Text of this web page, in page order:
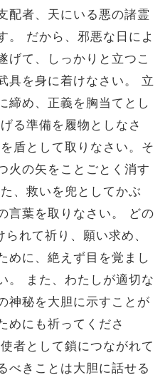
配者、天にいる悪の諸霊
。
だから、邪悪な日によ
げて、しっかりと立つこ
具を身に着けなさい。
立
締め、正義を胸当てとし
る準備を履物としなさ
盾として取りなさい。そ
火の矢をことごとく消す
た、救いを兜としてかぶ
言葉を取りなさい。
どの
られて祈り、願い求め、
めに、絶えず目を覚まし
。
また、わたしが適切な
神秘を大胆に示すことが
めにも祈ってくださ
者として鎖につながれて
べきことは大胆に話せる